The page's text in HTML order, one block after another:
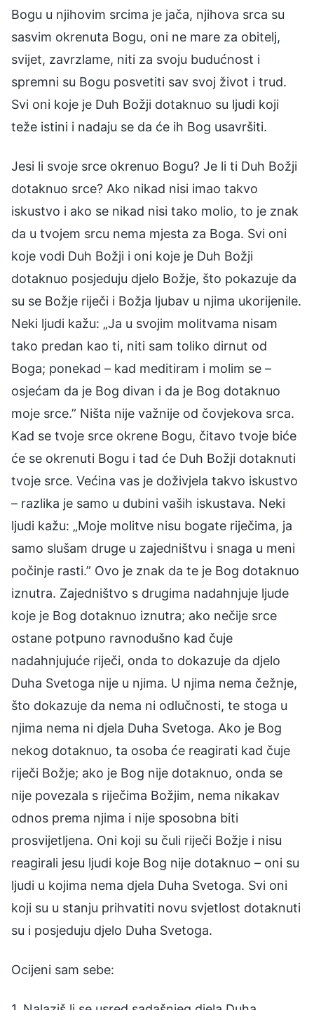
Bogu u njihovim srcima je jača, njihova srca su
sasvim okrenuta Bogu, oni ne mare za obitelj,
svijet, zavrzlame, niti za svoju budućnost i
spremni su Bogu posvetiti sav svoj život i trud.
Svi oni koje je Duh Božji dotaknuo su ljudi koji
teže istini i nadaju se da će ih Bog usavršiti.
Jesi li svoje srce okrenuo Bogu? Je li ti Duh Božji
dotaknuo srce? Ako nikad nisi imao takvo
iskustvo i ako se nikad nisi tako molio, to je znak
da u tvojem srcu nema mjesta za Boga. Svi oni
koje vodi Duh Božji i oni koje je Duh Božji
dotaknuo posjeduju djelo Božje, što pokazuje da
su se Božje riječi i Božja ljubav u njima ukorijenile.
Neki ljudi kažu: „Ja u svojim molitvama nisam
tako predan kao ti, niti sam toliko dirnut od
Boga; ponekad – kad meditiram i molim se –
osjećam da je Bog divan i da je Bog dotaknuo
moje srce.” Ništa nije važnije od čovjekova srca.
Kad se tvoje srce okrene Bogu, čitavo tvoje biće
će se okrenuti Bogu i tad će Duh Božji dotaknuti
tvoje srce. Većina vas je doživjela takvo iskustvo
– razlika je samo u dubini vaših iskustava. Neki
ljudi kažu: „Moje molitve nisu bogate riječima, ja
samo slušam druge u zajedništvu i snaga u meni
počinje rasti.” Ovo je znak da te je Bog dotaknuo
iznutra. Zajedništvo s drugima nadahnjuje ljude
koje je Bog dotaknuo iznutra; ako nečije srce
ostane potpuno ravnodušno kad čuje
nadahnjujuće riječi, onda to dokazuje da djelo
Duha Svetoga nije u njima. U njima nema čežnje,
što dokazuje da nema ni odlučnosti, te stoga u
njima nema ni djela Duha Svetoga. Ako je Bog
nekog dotaknuo, ta osoba će reagirati kad čuje
riječi Božje; ako je Bog nije dotaknuo, onda se
nije povezala s riječima Božjim, nema nikakav
odnos prema njima i nije sposobna biti
prosvijetljena. Oni koji su čuli riječi Božje i nisu
reagirali jesu ljudi koje Bog nije dotaknuo – oni su
ljudi u kojima nema djela Duha Svetoga. Svi oni
koji su u stanju prihvatiti novu svjetlost dotaknuti
su i posjeduju djelo Duha Svetoga.
Ocijeni sam sebe: